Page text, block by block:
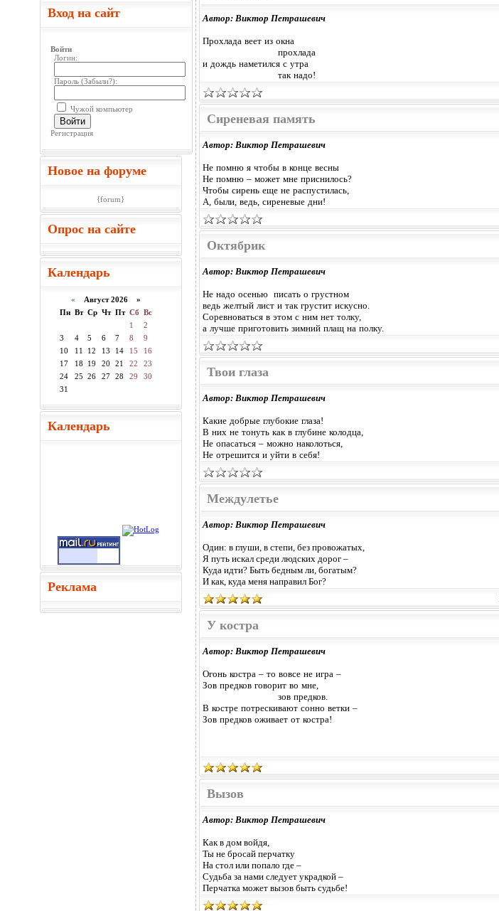
Вход на сайт
Войти
Логин:
Пароль (Забыли?):
Чужой компьютер
Войти
Регистрация
Новое на форуме
{forum}
Опрос на сайте
Календарь
« Август 2026 »
Пн Вт Ср Чт Пт Сб Вс
1
2
3
4 5 6 7 8
9
10
11 12 13 14 15
16
17
18 19 20 21 22
23
24
25 26 27 28 29
30
31
Календарь
Реклама
Автор: Виктор Петрашевич
Прохлада веет из окна
прохлада
и дождь наметился с утра
так надо!
Сиреневая память
Автор: Виктор Петрашевич
Не помню я чтобы в конце весны
Не помню – может мне приснилось?
Чтобы сирень еще не распустилась,
А, были, ведь, сиреневые дни!
Октябрик
Автор: Виктор Петрашевич
Не надо осенью писать о грустном
ведь желтый лист и так грустит искусно.
Соревноваться в этом с ним нет толку,
а лучше приготовить зимний плащ на полку.
Твои глаза
Автор: Виктор Петрашевич
Какие добрые глубокие глаза!
В них не тонуть как в глубине колодца,
Не опасаться – можно наколоться,
Не отрешится и уйти в себя!
Междулетье
Автор: Виктор Петрашевич
Один: в глуши, в степи, без провожатых,
Я путь искал среди людских дорог –
Куда идти? Быть бедным ли, богатым?
И как, куда меня направил Бог?
У костра
Автор: Виктор Петрашевич
Огонь костра – то вовсе не игра –
Зов предков говорит во мне,
зов предков.
В костре потрескивают сонно ветки –
Зов предков оживает от костра!
Вызов
Автор: Виктор Петрашевич
Как в дом войдя,
Ты не бросай перчатку
На стол или попало где –
Судьба за нами следует украдкой –
Перчатка может вызов быть судьбе!